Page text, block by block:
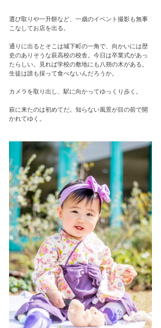
選び取りや一升餅など、一歳のイベント撮影も無事
こなしてお店を出る。
通りに出るとそこは城下町の一角で、向かいには歴
史のありそうな萩高校の校舎。今日は卒業式があっ
たらしい。見れば学校の敷地にも八朔の木がある。
生徒は誰も採って食べないんだろうか。
カメラを取り出し、駅に向かってゆっくり歩く。
萩に来たのは初めてだ。知らない風景が目の前で開
かれてゆく。